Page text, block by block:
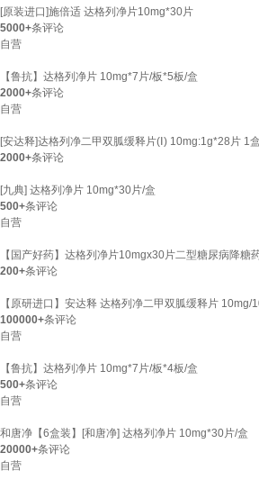
[原装进口]施倍适 达格列净片10mg*30片
5000+条评论
自营
【鲁抗】达格列净片 10mg*7片/板*5板/盒
2000+条评论
自营
[安达释]达格列净二甲双胍缓释片(Ⅰ) 10mg:1g*28片 1
2000+条评论
[九典] 达格列净片 10mg*30片/盒
500+条评论
自营
【国产好药】达格列净片10mgx30片二型糖尿病降
200+条评论
【原研进口】安达释 达格列净二甲双胍缓释片 10mg/
100000+条评论
自营
【鲁抗】达格列净片 10mg*7片/板*4板/盒
500+条评论
自营
和唐净【6盒装】[和唐净] 达格列净片 10mg*30片/盒
20000+条评论
自营